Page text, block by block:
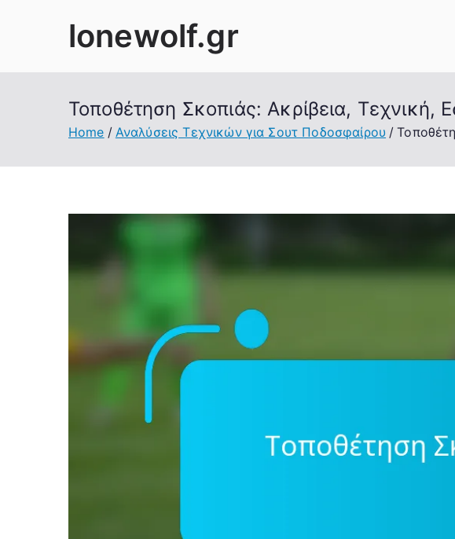
lonewolf.gr
Τοποθέτηση Σκοπιάς: Ακρίβεια, Τεχνική,
Home Αναλύσεις Τεχνικών για Σουτ Ποδοσφαίρου